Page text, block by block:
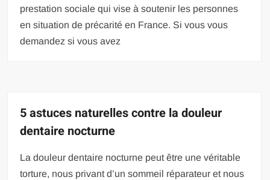
prestation sociale qui vise à soutenir les personnes
en situation de précarité en France. Si vous vous
demandez si vous avez
5 astuces naturelles contre la douleur
dentaire nocturne
La douleur dentaire nocturne peut être une véritable
torture, nous privant d’un sommeil réparateur et nous